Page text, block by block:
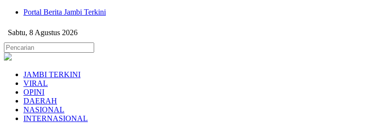
Portal Berita Jambi Terkini
Sabtu, 8 Agustus 2026
JAMBI TERKINI
VIRAL
OPINI
DAERAH
NASIONAL
INTERNASIONAL